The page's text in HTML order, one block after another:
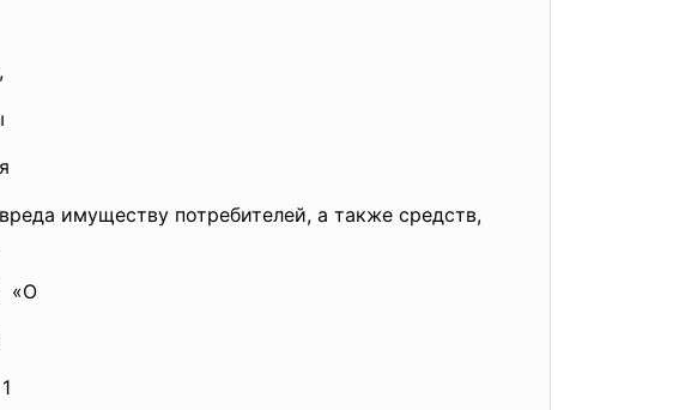
имуществу потребителей, а также средств,
«О